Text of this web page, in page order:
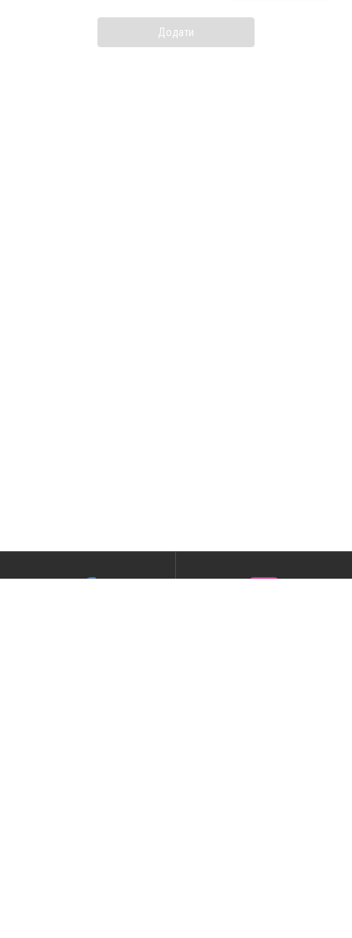
Додати